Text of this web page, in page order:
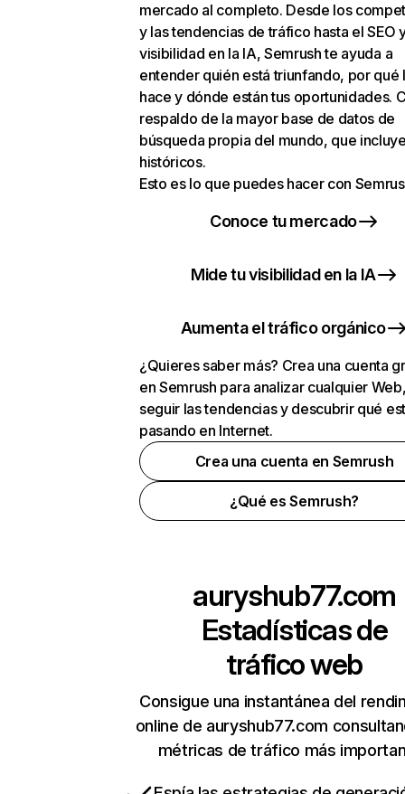
mercado al completo. Desde los
y las tendencias de tráfico hasta el SEO
visibilidad en la IA, Semrush te ayuda a
entender quién está triunfando, por qué
hace y dónde están tus oportunidades.
respaldo de la mayor base de datos de
búsqueda propia del mundo, que
históricos.
Esto es lo que puedes hacer con
Conoce tu mercado
Mide tu visibilidad en la IA
Aumenta el tráfico orgánico
¿Quieres saber más? Crea una cuenta
en Semrush para analizar cualquier
seguir las tendencias y descubrir qué
pasando en Internet.
Crea una cuenta en Semrush
¿Qué es Semrush?
auryshub77.com
Estadísticas de
tráfico web
Consigue una instantánea del
online de auryshub77.com
métricas de tráfico más